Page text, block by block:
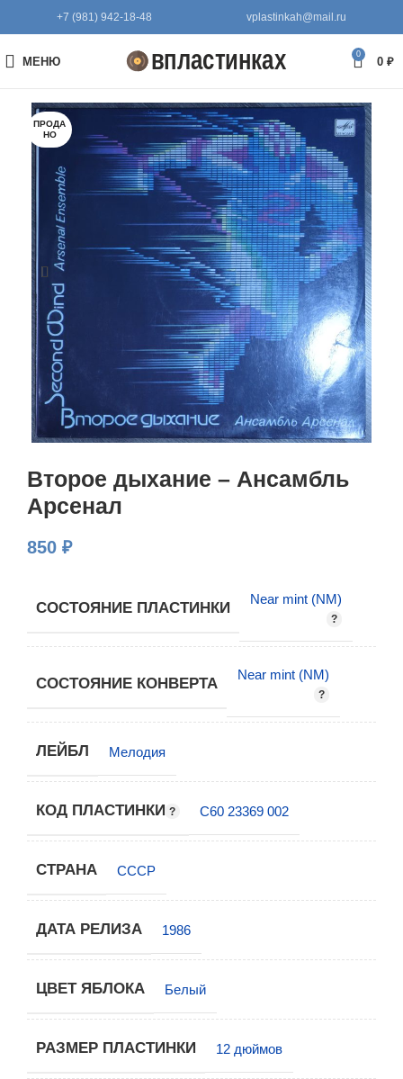
+7 (981) 942-18-48 vplastinkah@mail.ru
МЕНЮ
0
0 ₽
ПРОДА
НО
Второе дыхание – Ансамбль
Арсенал
850 ₽
СОСТОЯНИЕ ПЛАСТИНКИ
Near mint (NM)
СОСТОЯНИЕ КОНВЕРТА
Near mint (NM)
ЛЕЙБЛ Мелодия
КОД ПЛАСТИНКИ С60 23369 002
СТРАНА СССР
ДАТА РЕЛИЗА 1986
ЦВЕТ ЯБЛОКА Белый
РАЗМЕР ПЛАСТИНКИ 12 дюймов